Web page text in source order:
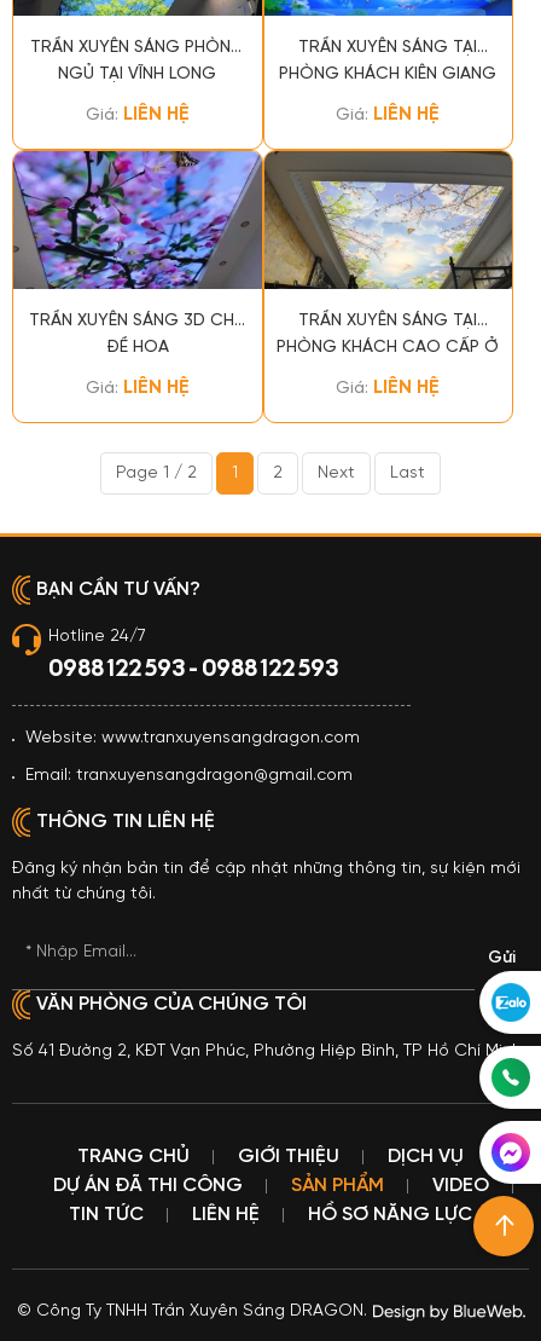
TRẦN XUYÊN SÁNG PHÒNG
NGỦ TẠI VĨNH LONG
Giá: LIÊN HỆ
TRẦN XUYÊN SÁNG TẠI
PHÒNG KHÁCH KIÊN GIANG
Giá: LIÊN HỆ
TRẦN XUYÊN SÁNG 3D CHỦ
ĐỀ HOA
Giá: LIÊN HỆ
TRẦN XUYÊN SÁNG TẠI
PHÒNG KHÁCH CAO CẤP Ở
BÌNH DƯƠNG
Giá: LIÊN HỆ
Page 1 / 2 1 2 Next Last
BẠN CẦN TƯ VẤN?
Hotline 24/7
0988 122 593 - 0988 122 593
Website: www.tranxuyensangdragon.com
Email: tranxuyensangdragon@gmail.com
THÔNG TIN LIÊN HỆ
Đăng ký nhận bản tin để cập nhật những thông tin, sự kiện mới
nhất từ chúng tôi.
* Nhập Email...
VĂN PHÒNG CỦA CHÚNG TÔI
Số 41 Đường 2, KĐT Vạn Phúc, Phường Hiệp Bình, TP Hồ Chí Minh
TRANG CHỦ GIỚI THIỆU
DỊCH VỤ
DỰ ÁN ĐÃ THI CÔNG
SẢN PHẨM
VIDEO
TIN TỨC
LIÊN HỆ HỒ SƠ NĂNG LỰC
© Công Ty TNHH Trần Xuyên Sáng DRAGON.